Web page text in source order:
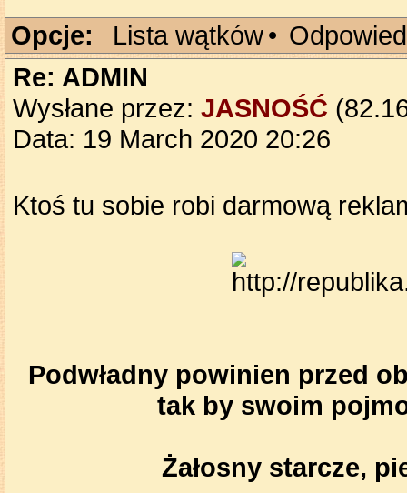
Opcje: Lista wątków•
Re: ADMIN
Wysłane przez: JASNOŚĆ
Data: 19 March 2020 20:26
Ktoś tu sobie robi darmową
Podwładny powinien przed
tak by swoim
Żałosny starcze,